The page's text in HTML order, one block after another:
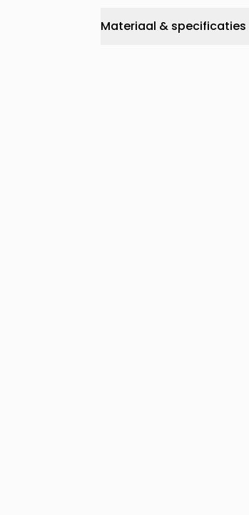
Materiaal & specificaties